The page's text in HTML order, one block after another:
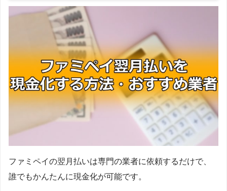
ファミペイの翌月払いは専門の業者に依頼するだけで、
誰でもかんたんに現金化が可能です。